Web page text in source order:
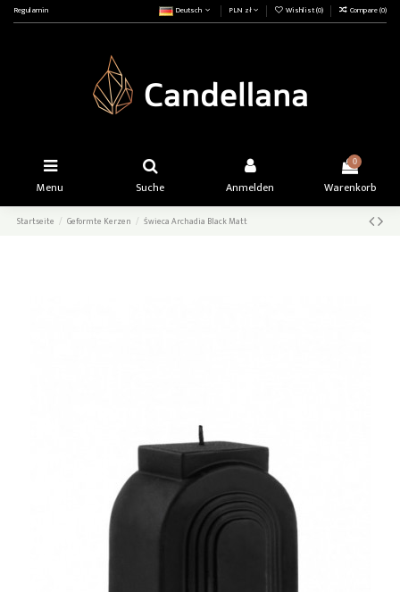
Regulamin Deutsch PLN zł Wishlist (0) Compare (0)
Menu Suche Anmelden
0
Warenkorb
Startseite Geformte Kerzen Świeca Archadia Black Matt